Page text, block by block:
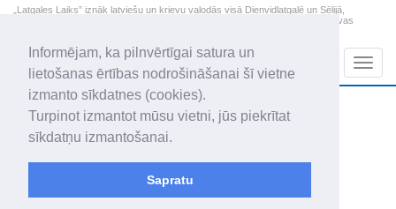
Informējam, ka pilnvērtīgai satura un
lietošanas ērtības nodrošināšanai šī vietne
izmanto sīkdatnes (cookies).
Turpinot izmantot mūsu vietni, jūs piekrītat
sīkdatņu izmantošanai.
Sapratu
„Latgales Laiks” iznāk latviešu un krievu valodās visā Dienvidlatgalē un Sēlijā,
„Latgales Laiks” latviešu valodā aptver Daugavpils valstspilsētu, Augšdaugavas
2026. gada 7. augusts
Piektdiena
Alfrēds, Fredis, Madars
+21.0